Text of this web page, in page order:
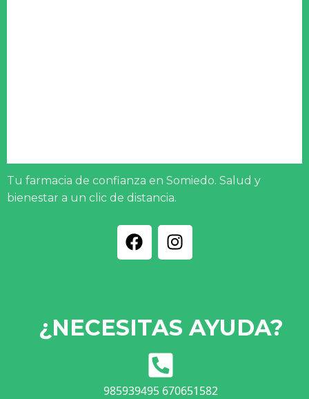
Tu farmacia de confianza en Somiedo. Salud y
bienestar a un clic de distancia.
¿NECESITAS AYUDA?
985939495 670651582